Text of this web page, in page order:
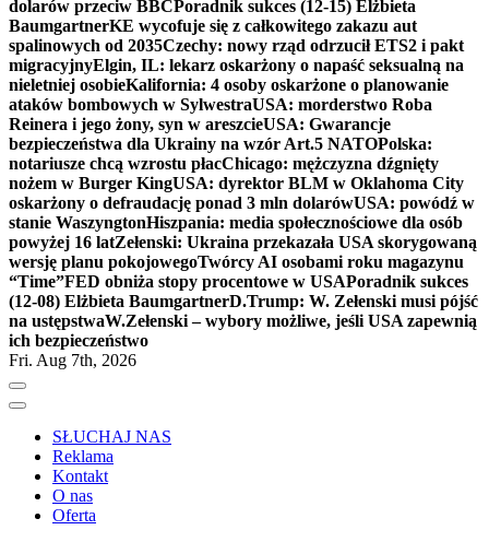
dolarów przeciw BBCPoradnik sukces (12-15) Elżbieta
BaumgartnerKE wycofuje się z całkowitego zakazu aut
spalinowych od 2035Czechy: nowy rząd odrzucił ETS2 i pakt
migracyjnyElgin, IL: lekarz oskarżony o napaść seksualną na
nieletniej osobieKalifornia: 4 osoby oskarżone o planowanie
ataków bombowych w SylwestraUSA: morderstwo Roba
Reinera i jego żony, syn w areszcieUSA: Gwarancje
bezpieczeństwa dla Ukrainy na wzór Art.5 NATOPolska:
notariusze chcą wzrostu płacChicago: mężczyzna dźgnięty
nożem w Burger KingUSA: dyrektor BLM w Oklahoma City
oskarżony o defraudację ponad 3 mln dolarówUSA: powódź w
stanie WaszyngtonHiszpania: media społecznościowe dla osób
powyżej 16 latZełenski: Ukraina przekazała USA skorygowaną
wersję planu pokojowegoTwórcy AI osobami roku magazynu
“Time”FED obniża stopy procentowe w USAPoradnik sukces
(12-08) Elżbieta BaumgartnerD.Trump: W. Zełenski musi pójść
na ustępstwaW.Zełenski – wybory możliwe, jeśli USA zapewnią
ich bezpieczeństwo
Fri. Aug 7th, 2026
SŁUCHAJ NAS
Reklama
Kontakt
O nas
Oferta